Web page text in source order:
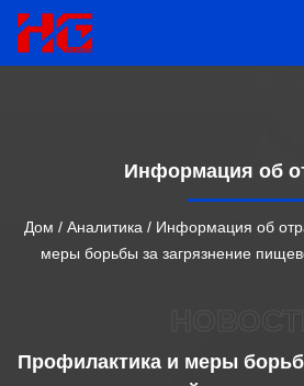
Продукция
Информация об
Дом / Аналитика / Информация об
меры борьбы за загрязнение
Профилактика и меры